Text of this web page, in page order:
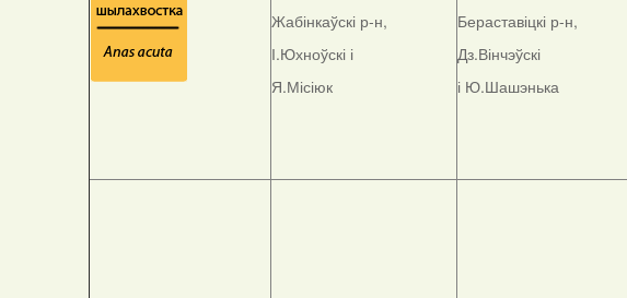
Жабінкаўскі р-н,
І.Юхноўскі і
Я.Місіюк
Бераставіцкі р-н,
Дз.Вінчэўскі
і Ю.Шашэнька